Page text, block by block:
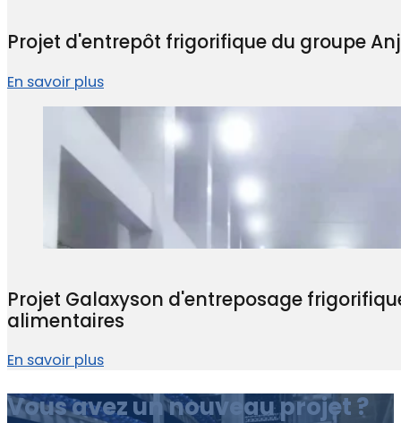
Projet d'entrepôt frigorifique du groupe
En savoir plus
Projet Galaxyson d'entreposage
alimentaires
En savoir plus
Vous avez un nouveau projet ?